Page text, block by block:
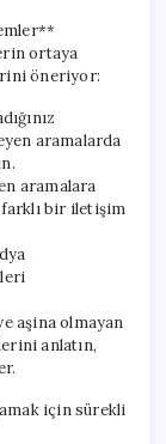
ortaya
öneriyor:
aramalarda
aramalara
bir iletişim
aşina olmayan
anlatın,
için sürekli